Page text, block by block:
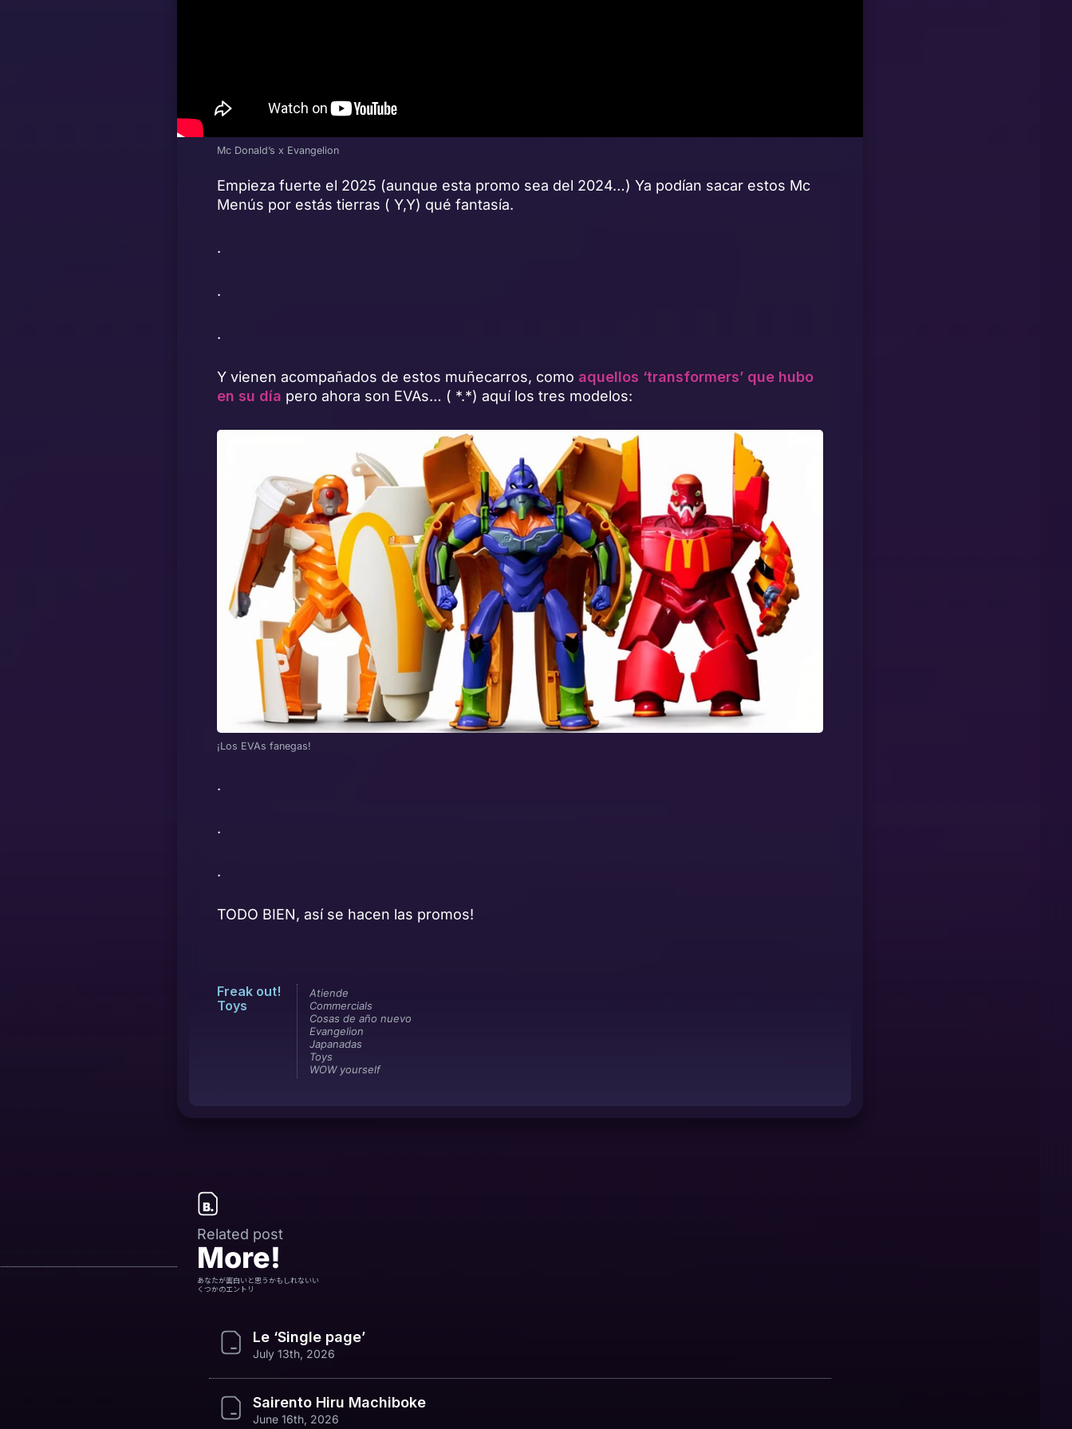
Mc Donald’s x Evangelion
Empieza fuerte el 2025 (aunque esta promo sea del 2024…) Ya podían sacar estos Mc
Menús por estás tierras ( Y,Y) qué fantasía.
.
.
.
Y vienen acompañados de estos muñecarros, como aquellos ‘transformers’ que hubo
en su día pero ahora son EVAs… ( *.*) aquí los tres modelos:
¡Los EVAs fanegas!
.
.
.
TODO BIEN, así se hacen las promos!
Freak out!
Toys
Atiende
Commercials
Cosas de año nuevo
Evangelion
Japanadas
Toys
WOW yourself
Related post
More!
あなたが面白いと思うかもしれないい
くつかのエントリ
Le ‘Single page’
July 13th, 2026
Sairento Hiru Machiboke
June 16th, 2026